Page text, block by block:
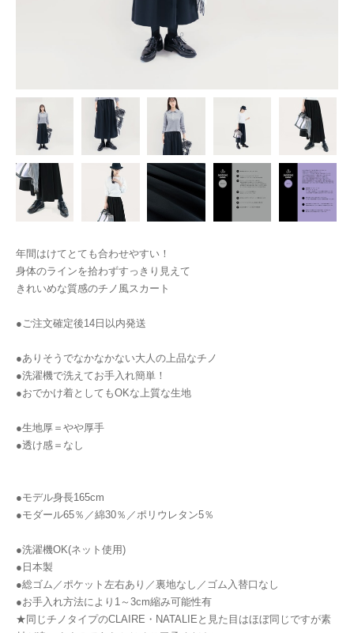
年間はけてとても合わせやすい！
身体のラインを拾わずすっきり見えて
きれいめな質感のチノ風スカート
●ご注文確定後14日以内発送
●ありそうでなかなかない大人の上品なチノ
●洗濯機で洗えてお手入れ簡単！
●おでかけ着としてもOKな上質な生地
●生地厚＝やや厚手
●透け感＝なし
●モデル身長165cm
●モダール65％／綿30％／ポリウレタン5％
●洗濯機OK(ネット使用)
●日本製
●総ゴム／ポケット左右あり／裏地なし／ゴム入替口なし
●お手入れ方法により1～3cm縮み可能性有
★同じチノタイプのCLAIRE・NATALIEと見た目はほぼ同じですが素